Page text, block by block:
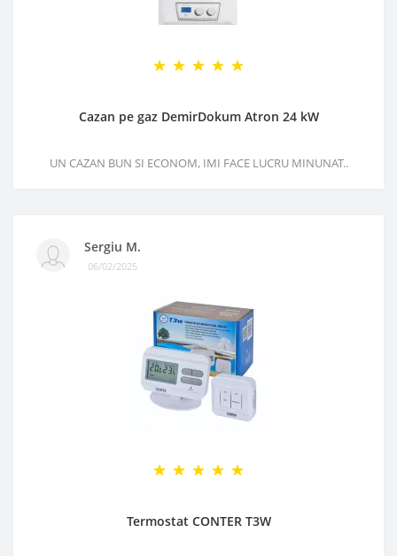
Cazan pe gaz DemirDokum Atron 24 kW
UN CAZAN BUN SI ECONOM, IMI FACE LUCRU MINUNAT..
Sergiu M.
06/02/2025
Termostat CONTER T3W